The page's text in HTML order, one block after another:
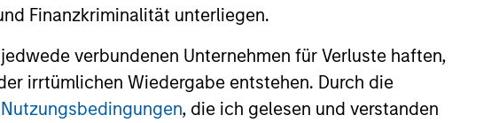
Finanzkriminalität unterliegen.
verbundenen Unternehmen für Verluste haften,
irrtümlichen Wiedergabe entstehen. Durch die
, die ich gelesen und verstanden